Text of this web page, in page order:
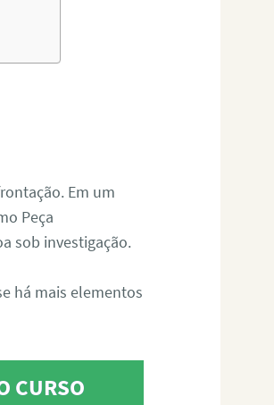
Em um
Peça
sob investigação.
há mais elementos
CURSO